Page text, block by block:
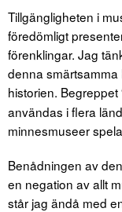
Tillgängligheten i
föredömligt
förenklingar. Jag
denna smärtsamma
historien. Begreppet
användas i flera
minnesmuseer
Benådningen av
en negation av allt
står jag ändå med